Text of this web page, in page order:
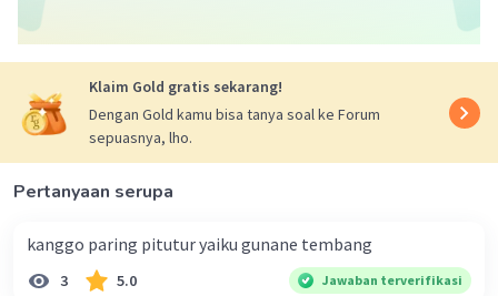
Klaim Gold gratis sekarang!
Dengan Gold kamu bisa tanya soal ke Forum
sepuasnya, lho.
Pertanyaan serupa
kanggo paring pitutur yaiku gunane tembang
3 5.0 Jawaban terverifikasi